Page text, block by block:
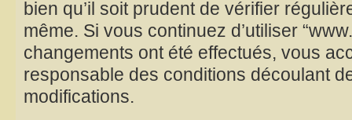
bien qu’il soit prudent de vérifier
même. Si vous continuez d’utiliser
changements ont été effectués, vous
responsable des conditions découlant
modifications.